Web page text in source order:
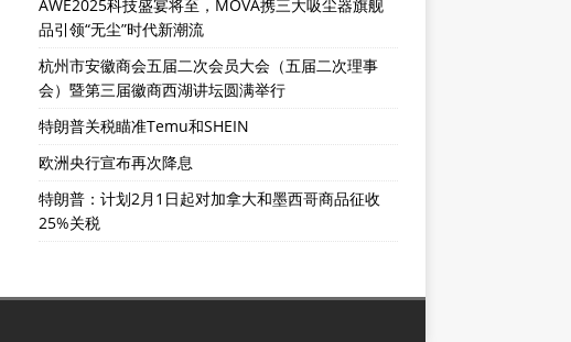
AWE2025科技盛宴将至，MOVA携三大吸尘器旗舰
品引领“无尘”时代新潮流
杭州市安徽商会五届二次会员大会（五届二次理事
会）暨第三届徽商西湖讲坛圆满举行
特朗普关税瞄准Temu和SHEIN
欧洲央行宣布再次降息
特朗普：计划2月1日起对加拿大和墨西哥商品征收
25%关税